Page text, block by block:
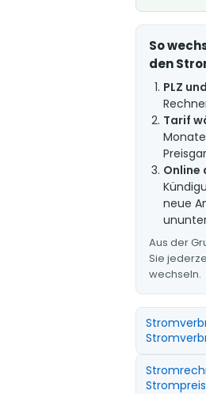
So
den
PLZ
Tarif
Online
neue
Aus der
Sie
wechseln.